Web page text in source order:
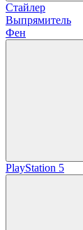
Стайлер
Выпрямитель
Фен
PlayStation 5